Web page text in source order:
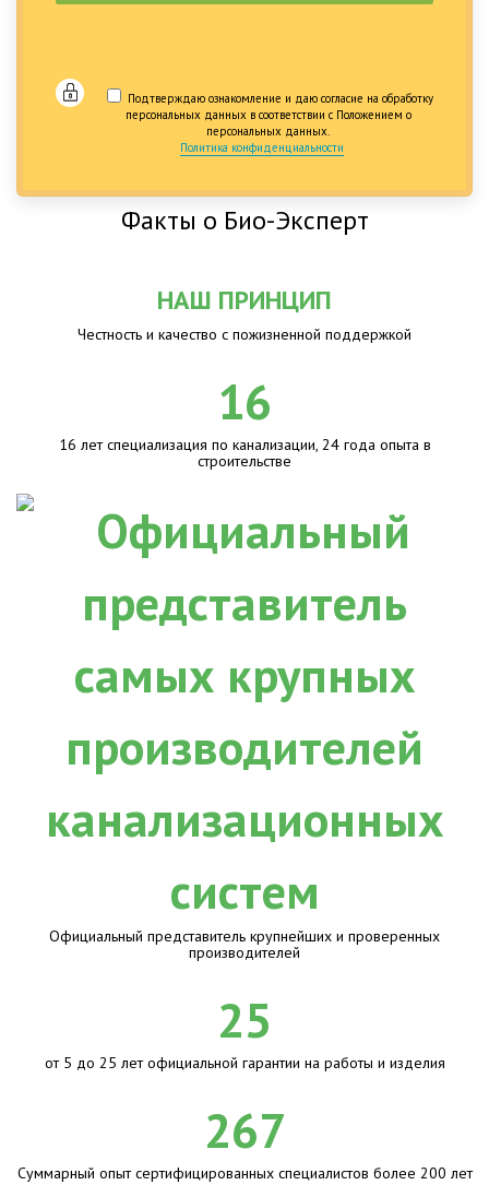
Подтверждаю ознакомление и даю согласие на обработку
персональных данных в соответствии с Положением о
персональных данных.
Политика конфиденциальности
Факты о Био-Эксперт
НАШ ПРИНЦИП
Честность и качество с пожизненной поддержкой
16
16 лет специализация по канализации, 24 года опыта в
строительстве
Официальный представитель крупнейших и проверенных
производителей
25
от 5 до 25 лет официальной гарантии на работы и изделия
267
Суммарный опыт сертифицированных специалистов более 200 лет